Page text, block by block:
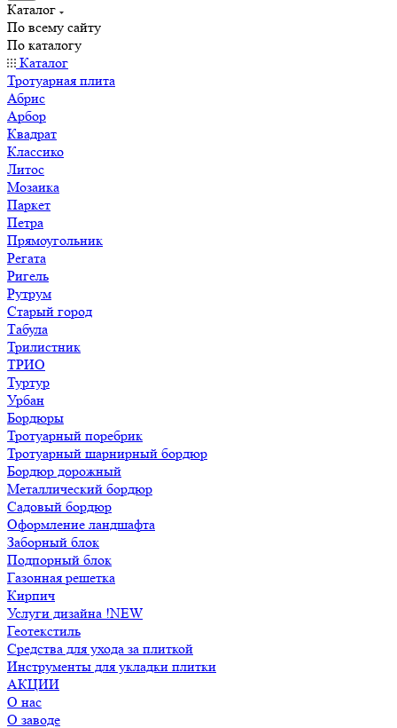
Каталог
По всему сайту
По каталогу
Каталог
Тротуарная плита
Абрис
Арбор
Квадрат
Классико
Литос
Мозаика
Паркет
Петра
Прямоугольник
Регата
Ригель
Рутрум
Старый город
Табула
Трилистник
ТРИО
Туртур
Урбан
Бордюры
Тротуарный поребрик
Тротуарный шарнирный бордюр
Бордюр дорожный
Металлический бордюр
Садовый бордюр
Оформление ландшафта
Заборный блок
Подпорный блок
Газонная решетка
Кирпич
Услуги дизайна !NEW
Геотекстиль
Средства для ухода за плиткой
Инструменты для укладки плитки
АКЦИИ
О нас
О заводе